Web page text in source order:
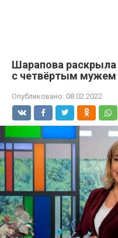
Шарапова раскрыла
с четвёртым мужем
Опубликовано: 08.02.2022